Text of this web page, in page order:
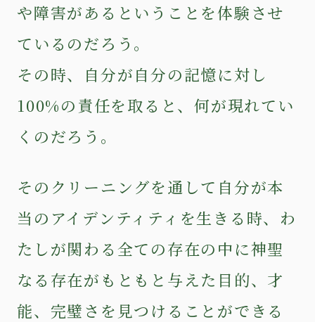
や障害があるということを体験させ
ているのだろう。
その時、自分が自分の記憶に対し
100%の責任を取ると、何が現れてい
くのだろう。
そのクリーニングを通して自分が本
当のアイデンティティを生きる時、わ
たしが関わる全ての存在の中に神聖
なる存在がもともと与えた目的、才
能、完璧さを見つけることができる